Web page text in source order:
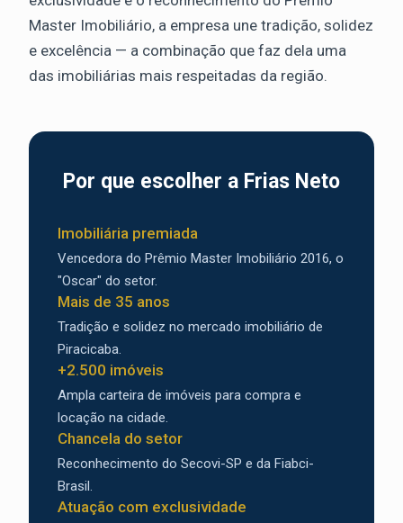
Master Imobiliário, a empresa une tradição, solidez
e excelência — a combinação que faz dela uma
das imobiliárias mais respeitadas da região.
Por que escolher a Frias Neto
Imobiliária premiada
Vencedora do Prêmio Master Imobiliário 2016, o
"Oscar" do setor.
Mais de 35 anos
Tradição e solidez no mercado imobiliário de
Piracicaba.
+2.500 imóveis
Ampla carteira de imóveis para compra e
locação na cidade.
Chancela do setor
Reconhecimento do Secovi-SP e da Fiabci-
Brasil.
Atuação com exclusividade